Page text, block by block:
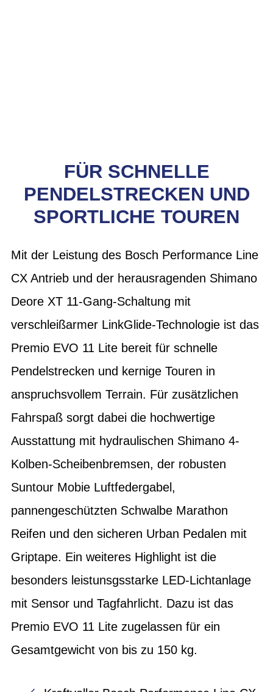
FÜR SCHNELLE
PENDELSTRECKEN UND
SPORTLICHE TOUREN
Mit der Leistung des Bosch Performance Line
CX Antrieb und der herausragenden Shimano
Deore XT 11-Gang-Schaltung mit
verschleißarmer LinkGlide-Technologie ist das
Premio EVO 11 Lite bereit für schnelle
Pendelstrecken und kernige Touren in
anspruchsvollem Terrain. Für zusätzlichen
Fahrspaß sorgt dabei die hochwertige
Ausstattung mit hydraulischen Shimano 4-
Kolben-Scheibenbremsen, der robusten
Suntour Mobie Luftfedergabel,
pannengeschützten Schwalbe Marathon
Reifen und den sicheren Urban Pedalen mit
Griptape. Ein weiteres Highlight ist die
besonders leistunsgsstarke LED-Lichtanlage
mit Sensor und Tagfahrlicht. Dazu ist das
Premio EVO 11 Lite zugelassen für ein
Gesamtgewicht von bis zu 150 kg.